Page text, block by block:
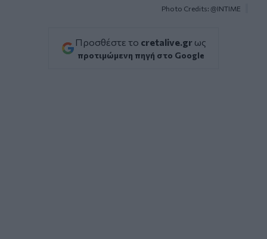
Photo Credits: @INTIME
Προσθέστε το cretalive.gr ως
προτιμώμενη πηγή στο Google